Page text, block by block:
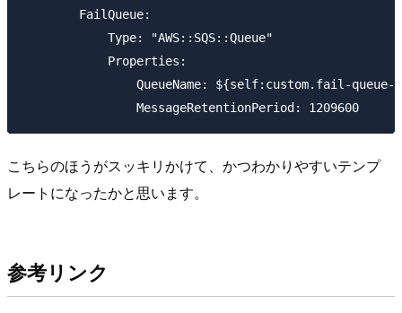
        FailQueue:
            Type: "AWS::SQS::Queue"
            Properties:
QueueName: ${self:custom.fail-queue-
こちらのほうがスッキリかけて、かつわかりやすいテンプ
レートになったかと思います。
参考リンク